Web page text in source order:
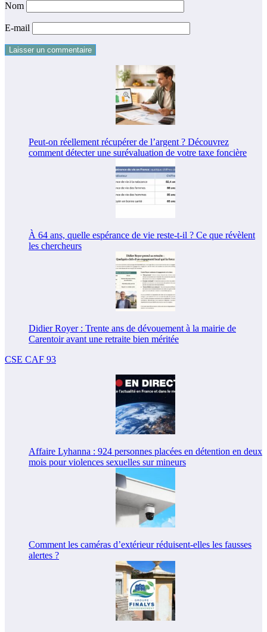
Nom
E-mail
Peut-on réellement récupérer de l’argent ? Découvrez
comment détecter une surévaluation de votre taxe foncière
À 64 ans, quelle espérance de vie reste-t-il ? Ce que révèlent
les chercheurs
Didier Royer : Trente ans de dévouement à la mairie de
Carentoir avant une retraite bien méritée
CSE CAF 93
Affaire Lyhanna : 924 personnes placées en détention en deux
mois pour violences sexuelles sur mineurs
Comment les caméras d’extérieur réduisent-elles les fausses
alertes ?